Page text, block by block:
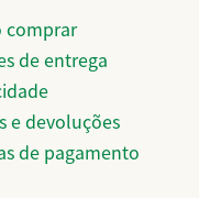
comprar
de entrega
e devoluções
de pagamento